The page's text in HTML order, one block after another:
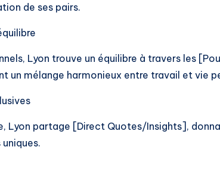
de ses pairs.
Lyon trouve un équilibre à travers les
un mélange harmonieux entre travail et vie
Lyon partage [Direct Quotes/Insights],